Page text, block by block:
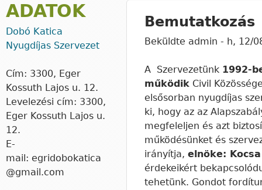
Bemutatkozás
Beküldte admin - h, 12/
A Szervezetünk 1992-
működik Civil
elsősorban nyugdíjas
ki, hogy az az
megfeleljen és azt
működésünket és
irányítja, elnöke:
érdekeikért
tehetünk. Gondot
ADATOK
Dobó Katica
Nyugdíjas Szervezet
Cím: 3300, Eger
Kossuth Lajos u. 12.
Levelezési cím: 3300,
Eger Kossuth Lajos u.
12.
E-
mail: egridobokatica
@gmail.com